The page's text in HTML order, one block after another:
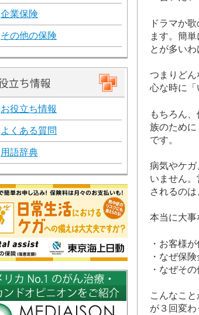
ドラマか
ます。簡
とが多いわ
つまりど
心な時に「
もちろん
族のため
です。
病気やケ
いません
されるの
本当に大事
・お客様
・なぜ保
・なぜそ
こんなこ
が３回変
企業保険
その他の保険
お役立ち情報
よくある質問
用語辞典